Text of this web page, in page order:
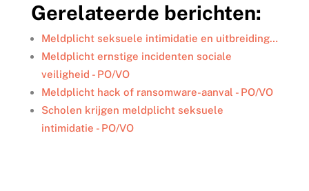
e
d
I
n
b
o
o
k
t
e
r
l
n
Gerelateerde berichten:
Meldplicht seksuele intimidatie en uitbreiding…
Meldplicht ernstige incidenten sociale
veiligheid - PO/VO
Meldplicht hack of ransomware-aanval - PO/VO
Scholen krijgen meldplicht seksuele
intimidatie - PO/VO